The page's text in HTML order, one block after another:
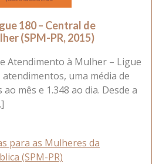
180 – Central de
(SPM-PR, 2015)
Atendimento à Mulher – Ligue
atendimentos, uma média de
mês e 1.348 ao dia. Desde a
para as Mulheres da
(SPM-PR)